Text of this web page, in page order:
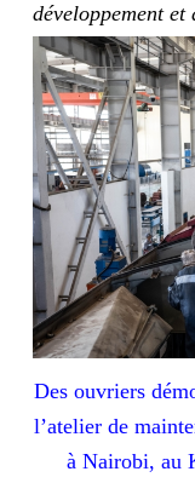
développement
Des ouvriers
l’atelier de
à Nairobi, au